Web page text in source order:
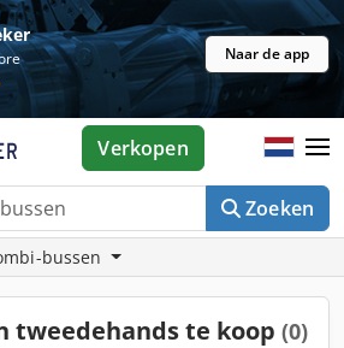
Naar de app
Zoeken
Verkopen
bussen
tweedehands te koop (0)